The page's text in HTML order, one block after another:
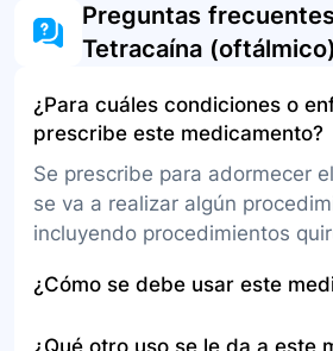
Preguntas
Tetracaína (oftálmico)
¿Para cuáles condiciones o
prescribe este medicamento?
Se prescribe para adormecer
se va a realizar algún
incluyendo procedimientos
¿Cómo se debe usar este